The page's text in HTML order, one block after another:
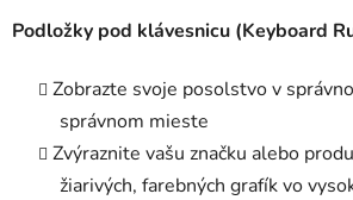
Podložky pod klávesnicu (Keyboard
Zobrazte svoje posolstvo v
správnom mieste
Zvýraznite vašu značku alebo
žiarivých, farebných grafík vo